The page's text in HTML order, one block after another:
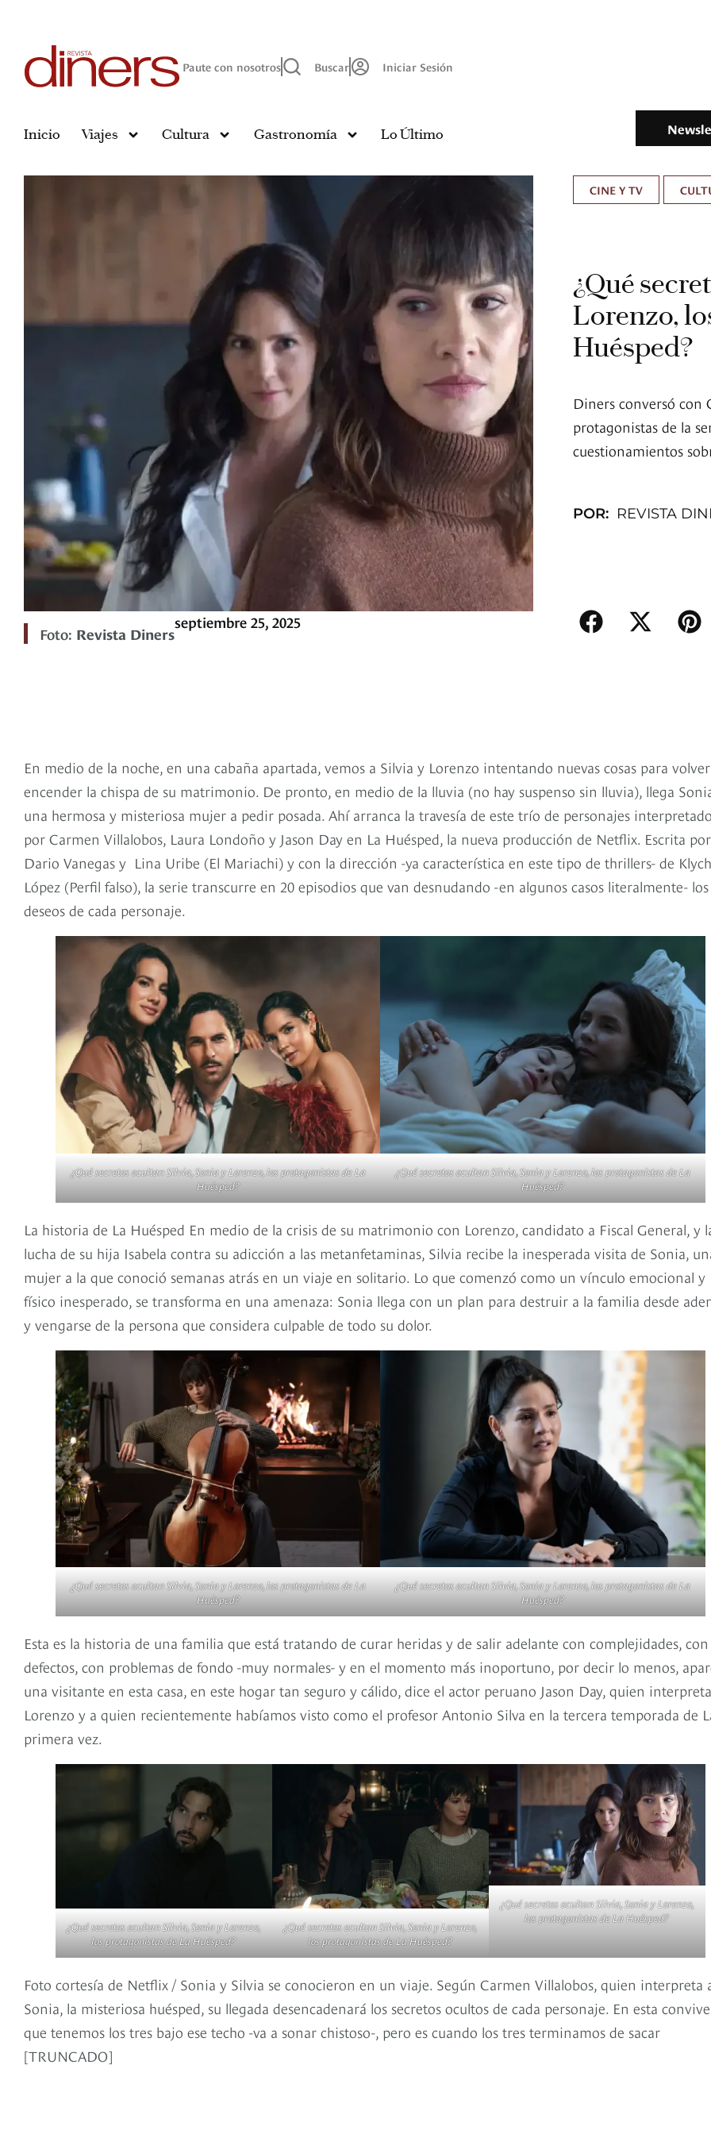
Paute con nosotros Buscar Iniciar Sesión
Inicio Viajes Cultura Gastronomía Lo Último
Foto: Revista Diners
septiembre 25, 2025
CINE Y TV
¿Qué
Lorenzo,
Huésped?
Diners conversó con
protagonistas de la
cuestionamientos
POR: REVISTA
En medio de la noche, en una cabaña apartada, vemos a Silvia y Lorenzo intentando nuevas cosas para
encender la chispa de su matrimonio. De pronto, en medio de la lluvia (no hay suspenso sin lluvia), llega
una hermosa y misteriosa mujer a pedir posada. Ahí arranca la travesía de este trío de personajes
por Carmen Villalobos, Laura Londoño y Jason Day en La Huésped, la nueva producción de Netflix. Escrita por
Dario Vanegas y Lina Uribe (El Mariachi) y con la dirección -ya característica en este tipo de thrillers- de Klych
López (Perfil falso), la serie transcurre en 20 episodios que van desnudando -en algunos casos literalmente- los
deseos de cada personaje.
¿Qué secretos ocultan Silvia, Sonia y Lorenzo, los protagonistas de La
Huésped?
¿Qué secretos ocultan Silvia, Sonia y Lorenzo, los protagonistas de La
Huésped?
La historia de La Huésped En medio de la crisis de su matrimonio con Lorenzo, candidato a Fiscal General, y
lucha de su hija Isabela contra su adicción a las metanfetaminas, Silvia recibe la inesperada visita de Sonia,
mujer a la que conoció semanas atrás en un viaje en solitario. Lo que comenzó como un vínculo emocional y
físico inesperado, se transforma en una amenaza: Sonia llega con un plan para destruir a la familia desde
y vengarse de la persona que considera culpable de todo su dolor. 
¿Qué secretos ocultan Silvia, Sonia y Lorenzo, los protagonistas de La
Huésped?
¿Qué secretos ocultan Silvia, Sonia y Lorenzo, los protagonistas de La
Huésped?
Esta es la historia de una familia que está tratando de curar heridas y de salir adelante con complejidades, con
defectos, con problemas de fondo -muy normales- y en el momento más inoportuno, por decir lo menos,
una visitante en esta casa, en este hogar tan seguro y cálido, dice el actor peruano Jason Day, quien
Lorenzo y a quien recientemente habíamos visto como el profesor Antonio Silva en la tercera temporada de
primera vez.
¿Qué secretos ocultan Silvia, Sonia y Lorenzo,
los protagonistas de La Huésped?
¿Qué secretos ocultan Silvia, Sonia y Lorenzo,
los protagonistas de La Huésped?
¿Qué secretos ocultan Silvia, Sonia y Lorenzo,
los protagonistas de La Huésped?
Foto cortesía de Netflix / Sonia y Silvia se conocieron en un viaje. Según Carmen Villalobos, quien interpreta
Sonia, la misteriosa huésped, su llegada desencadenará los secretos ocultos de cada personaje. En esta
que tenemos los tres bajo ese techo -va a sonar chistoso-, pero es cuando los tres terminamos de sacar
[TRUNCADO]